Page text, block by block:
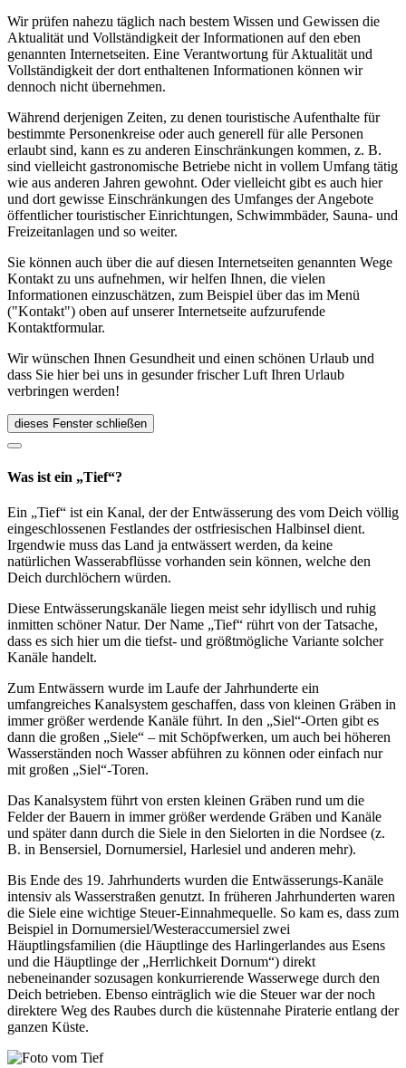
Wir prüfen nahezu täglich nach bestem Wissen und Gewissen die
Aktualität und Vollständigkeit der Informationen auf den eben
genannten Internetseiten. Eine Verantwortung für Aktualität und
Vollständigkeit der dort enthaltenen Informationen können wir
dennoch nicht übernehmen.
Während derjenigen Zeiten, zu denen touristische Aufenthalte für
bestimmte Personenkreise oder auch generell für alle Personen
erlaubt sind, kann es zu anderen Einschränkungen kommen, z. B.
sind vielleicht gastronomische Betriebe nicht in vollem Umfang tätig
wie aus anderen Jahren gewohnt. Oder vielleicht gibt es auch hier
und dort gewisse Einschränkungen des Umfanges der Angebote
öffentlicher touristischer Einrichtungen, Schwimmbäder, Sauna- und
Freizeitanlagen und so weiter.
Sie können auch über die auf diesen Internetseiten genannten Wege
Kontakt zu uns aufnehmen, wir helfen Ihnen, die vielen
Informationen einzuschätzen, zum Beispiel über das im Menü
("Kontakt") oben auf unserer Internetseite aufzurufende
Kontaktformular.
Wir wünschen Ihnen Gesundheit und einen schönen Urlaub und
dass Sie hier bei uns in gesunder frischer Luft Ihren Urlaub
verbringen werden!
dieses Fenster schließen
Was ist ein „Tief“?
Ein „Tief“ ist ein Kanal, der der Entwässerung des vom Deich völlig
eingeschlossenen Festlandes der ostfriesischen Halbinsel dient.
Irgendwie muss das Land ja entwässert werden, da keine
natürlichen Wasserabflüsse vorhanden sein können, welche den
Deich durchlöchern würden.
Diese Entwässerungskanäle liegen meist sehr idyllisch und ruhig
inmitten schöner Natur. Der Name „Tief“ rührt von der Tatsache,
dass es sich hier um die tiefst- und größtmögliche Variante solcher
Kanäle handelt.
Zum Entwässern wurde im Laufe der Jahrhunderte ein
umfangreiches Kanalsystem geschaffen, dass von kleinen Gräben in
immer größer werdende Kanäle führt. In den „Siel“-Orten gibt es
dann die großen „Siele“ – mit Schöpfwerken, um auch bei höheren
Wasserständen noch Wasser abführen zu können oder einfach nur
mit großen „Siel“-Toren.
Das Kanalsystem führt von ersten kleinen Gräben rund um die
Felder der Bauern in immer größer werdende Gräben und Kanäle
und später dann durch die Siele in den Sielorten in die Nordsee (z.
B. in Bensersiel, Dornumersiel, Harlesiel und anderen mehr).
Bis Ende des 19. Jahrhunderts wurden die Entwässerungs-Kanäle
intensiv als Wasserstraßen genutzt. In früheren Jahrhunderten waren
die Siele eine wichtige Steuer-Einnahmequelle. So kam es, dass zum
Beispiel in Dornumersiel/Westeraccumersiel zwei
Häuptlingsfamilien (die Häuptlinge des Harlingerlandes aus Esens
und die Häuptlinge der „Herrlichkeit Dornum“) direkt
nebeneinander sozusagen konkurrierende Wasserwege durch den
Deich betrieben. Ebenso einträglich wie die Steuer war der noch
direktere Weg des Raubes durch die küstennahe Piraterie entlang der
ganzen Küste.